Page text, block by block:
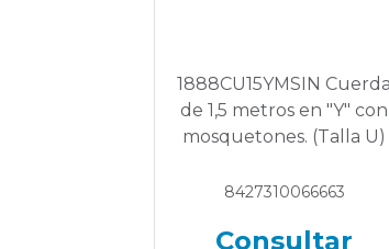
1888CU15YMSIN Cuerda
de 1,5 metros en "Y" con
mosquetones. (Talla U)
8427310066663
Consultar